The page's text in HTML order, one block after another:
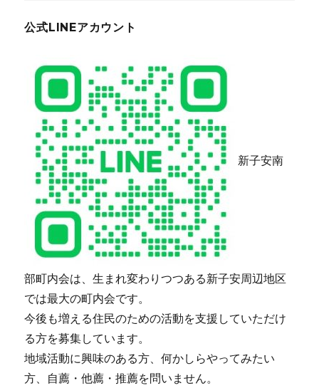
公式LINEアカウント
新子安南
部町内会は、生まれ変わりつつある新子安周辺地区
では最大の町内会です。
今後も増える住民のための活動を支援していただけ
る方を募集しています。
地域活動に興味のある方、何かしらやってみたい
方、自薦・他薦・推薦を問いません。